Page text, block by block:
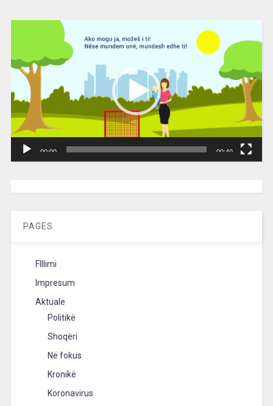
00:00 00:40
PAGES
FIllimi
Impresum
Aktuale
Politikë
Shoqëri
Në fokus
Kronikë
Koronavirus